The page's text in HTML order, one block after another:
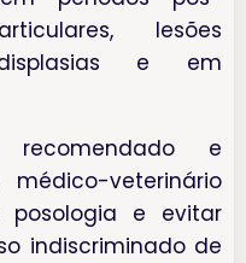
lesões
displasias e em
e
veterinário
e evitar
indiscriminado de